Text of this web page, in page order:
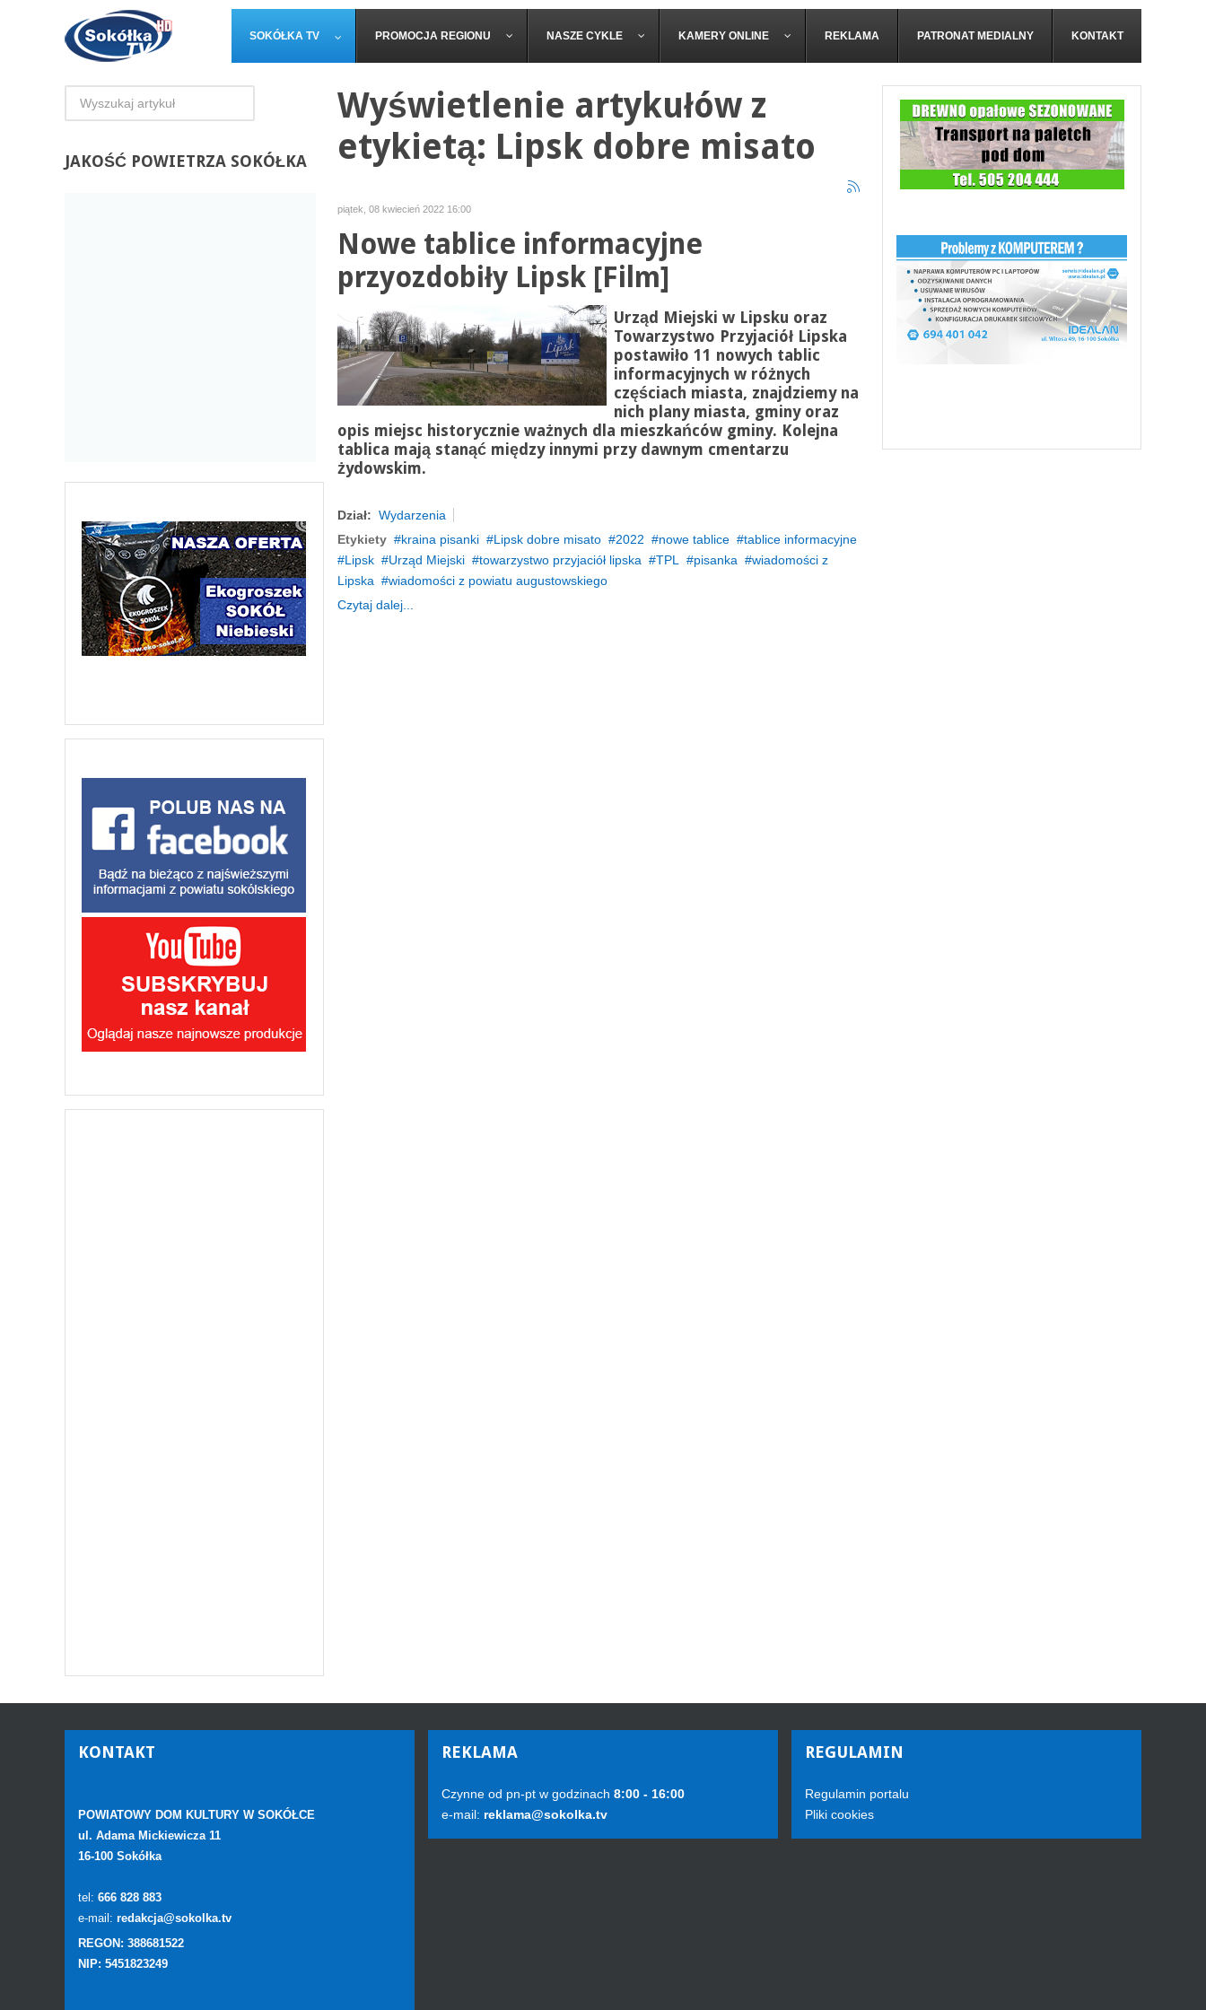
SOKÓŁKA TV PROMOCJA REGIONU NASZE CYKLE KAMERY ONLINE REKLAMA PATRONAT MEDIALNY KONTAKT
Wyświetlenie artykułów z
etykietą: Lipsk dobre misato
piątek, 08 kwiecień 2022 16:00
Nowe tablice informacyjne
przyozdobiły Lipsk [Film]
Urząd Miejski w Lipsku oraz
Towarzystwo Przyjaciół Lipska
postawiło 11 nowych tablic
informacyjnych w różnych
częściach miasta, znajdziemy na
nich plany miasta, gminy oraz
opis miejsc historycznie ważnych dla mieszkańców gminy. Kolejna
tablica mająstanąć między innymi przy dawnym cmentarzu
żydowskim.
Dział: Wydarzenia
Etykiety
kraina pisanki Lipsk dobre misato 2022 nowe tablice
tablice informacyjne
Lipsk
Urząd Miejski towarzystwo przyjaciół lipska TPL pisanka
wiadomości z
Lipska
wiadomości z powiatu augustowskiego
Czytaj dalej...
JAKOŚĆ POWIETRZA SOKÓŁKA
KONTAKT
POWIATOWY DOM KULTURY W SOKÓŁCE
ul. Adama Mickiewicza 11
16-100 Sokółka
tel: 666 828 883
e-mail: redakcja@sokolka.tv
REGON: 388681522
NIP: 5451823249
REKLAMA
Czynne od pn-pt w godzinach 8:00 - 16:00
e-mail: reklama@sokolka.tv
REGULAMIN
Regulamin portalu
Pliki cookies